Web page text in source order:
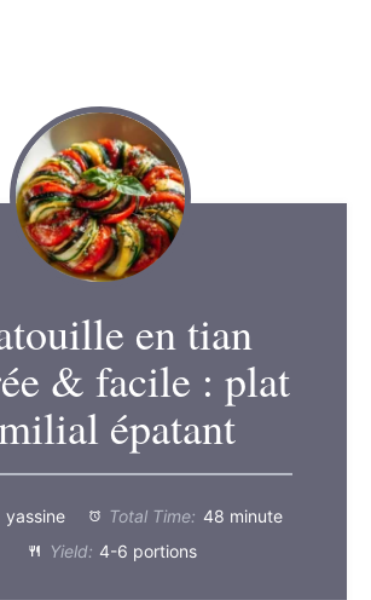
en tian
& facile : plat
épatant
yassine Total Time: 48 minute
Yield: 4-6 portions